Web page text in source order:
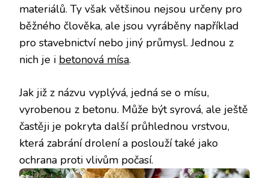
materiálů. Ty však většinou nejsou určeny pro
běžného člověka, ale jsou vyráběny například
pro stavebnictví nebo jiný průmysl. Jednou z
nich je i betonová mísa.
Jak již z názvu vyplývá, jedná se o mísu,
vyrobenou z betonu. Může být syrová, ale ještě
častěji je pokryta další průhlednou vrstvou,
která zabrání drolení a poslouží také jako
ochrana proti vlivům počasí.